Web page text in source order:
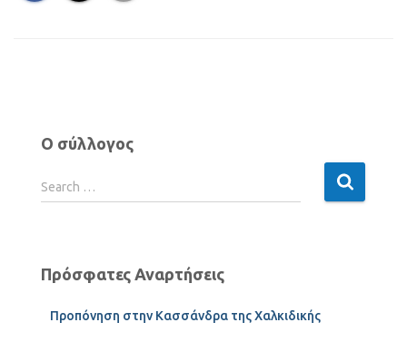
Ο σύλλογος
Search …
Πρόσφατες Αναρτήσεις
Προπόνηση στην Κασσάνδρα της Χαλκιδικής